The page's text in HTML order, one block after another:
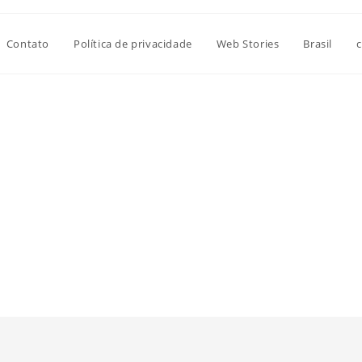
Contato Política de privacidade Web Stories Brasil